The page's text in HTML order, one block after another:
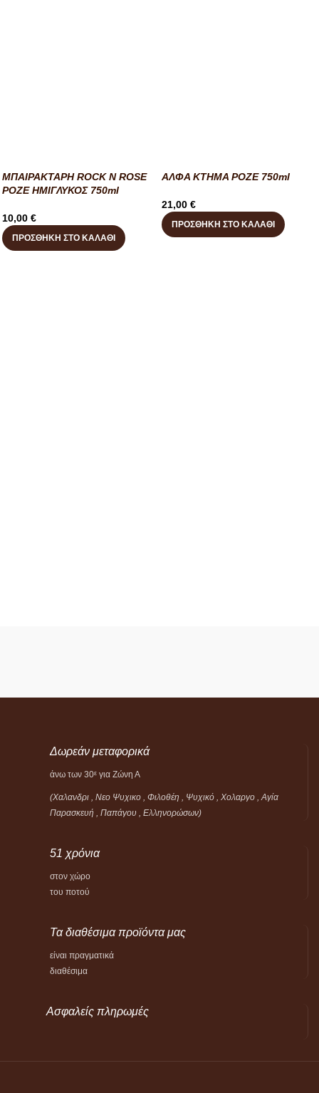
ΜΠΑΙΡΑΚΤΑΡΗ ROCK N ROSE
ΡΟΖΕ ΗΜΙΓΛΥΚΟΣ 750ml
10,00 €
ΠΡΟΣΘΉΚΗ ΣΤΟ ΚΑΛΆΘΙ
ΑΛΦΑ ΚΤΗΜΑ ΡΟΖΕ 750ml
21,00 €
ΠΡΟΣΘΉΚΗ ΣΤΟ ΚΑΛΆΘΙ
Δωρεάν μεταφορικά
άνω των 30ε για Ζώνη Α
(Χαλανδρι , Νεο Ψυχικο , Φιλοθέη , Ψυχικό ,
Χολαργο , Αγία
Παρασκευή , Παπάγου , Ελληνορώσων)
51 χρόνια
στον χώρο
του ποτού
Τα διαθέσιμα προϊόντα μας
είναι πραγματικά
διαθέσιμα
Ασφαλείς πληρωμές